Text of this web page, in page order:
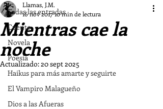
Todas las entradas
Cuento
Novela
Poesía
Haikus para más amarte y seguirte
El Vampiro Malagueño
Dios a las Afueras
Mientras cae la
noche
Llamas, J.M.
16 nov 201710 min de lectura
Actualizado:20 sept 2025